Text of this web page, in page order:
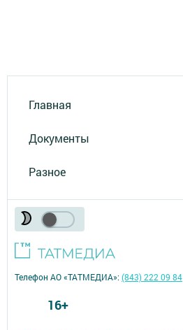
Главная
Документы
Разное
Телефон АО «ТАТМЕДИА»:(843) 222 09 84
16+